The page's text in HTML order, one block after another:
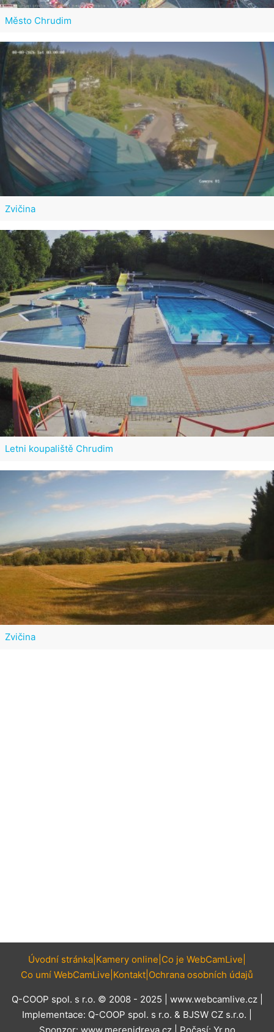
Město Chrudim
Zvičina
Letni koupaliště Chrudim
Zvičina
Úvodní stránka Kamery online Co je WebCamLive
Co umí WebCamLive Kontakt Ochrana osobních údajů
Q-COOP spol. s r.o. © 2008 - 2025 | www.webcamlive.cz|
Implementace: Q-COOP spol. s r.o. & BJSW CZ s.r.o.